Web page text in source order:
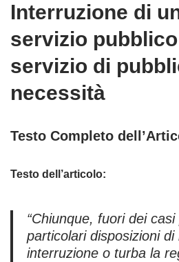
Interruzione di
servizio
servizio di
necessità
Testo Completo
Testo dell’articolo:
“Chiunque, fuori dei
particolari disposizioni
interruzione o turba la